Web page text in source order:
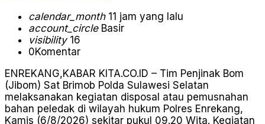
calendar_month11 jam yang lalu
account_circleBasir
visibility16
0Komentar
ENREKANG,KABAR KITA.CO.ID – Tim Penjinak Bom
(Jibom) Sat Brimob Polda Sulawesi Selatan
melaksanakan kegiatan disposal atau pemusnahan
bahan peledak di wilayah hukum Polres Enrekang,
Kamis (6/8/2026) sekitar pukul 09.20 Wita. Kegiatan